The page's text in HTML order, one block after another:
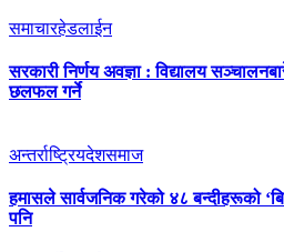
समाचारहेडलाईन
सरकारी निर्णय अवज्ञा : विद्यालय
छलफल गर्ने
अन्तर्राष्ट्रियदेशसमाज
हमासले सार्वजनिक गरेको ४८ बन्दीहरूको
पनि